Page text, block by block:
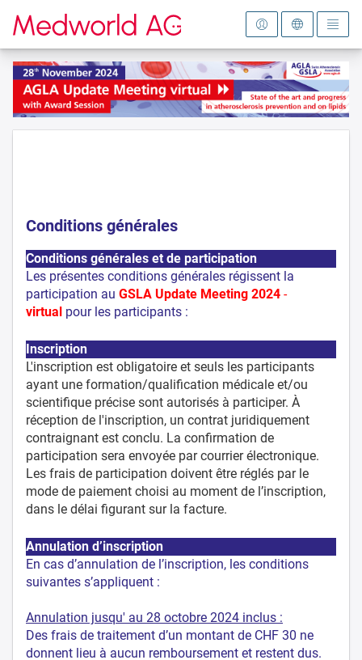
Vers la page d'accueil
Conditions générales
Conditions générales et de participation
Les présentes conditions générales régissent la
participation au GSLA Update Meeting 2024 -
virtual pour les participants :
Inscription
L'inscription est obligatoire et seuls les participants
ayant une formation/qualification médicale et/ou
scientifique précise sont autorisés à participer. À
réception de l'inscription, un contrat juridiquement
contraignant est conclu. La confirmation de
participation sera envoyée par courrier électronique.
Les frais de participation doivent être réglés par le
mode de paiement choisi au moment de l’inscription,
dans le délai figurant sur la facture.
Annulation d’inscription
En cas d’annulation de l’inscription, les conditions
suivantes s’appliquent :
Annulation jusqu' au 28 octobre 2024 inclus :
Des frais de traitement d’un montant de CHF 30 ne
donnent lieu à aucun remboursement et restent dus.